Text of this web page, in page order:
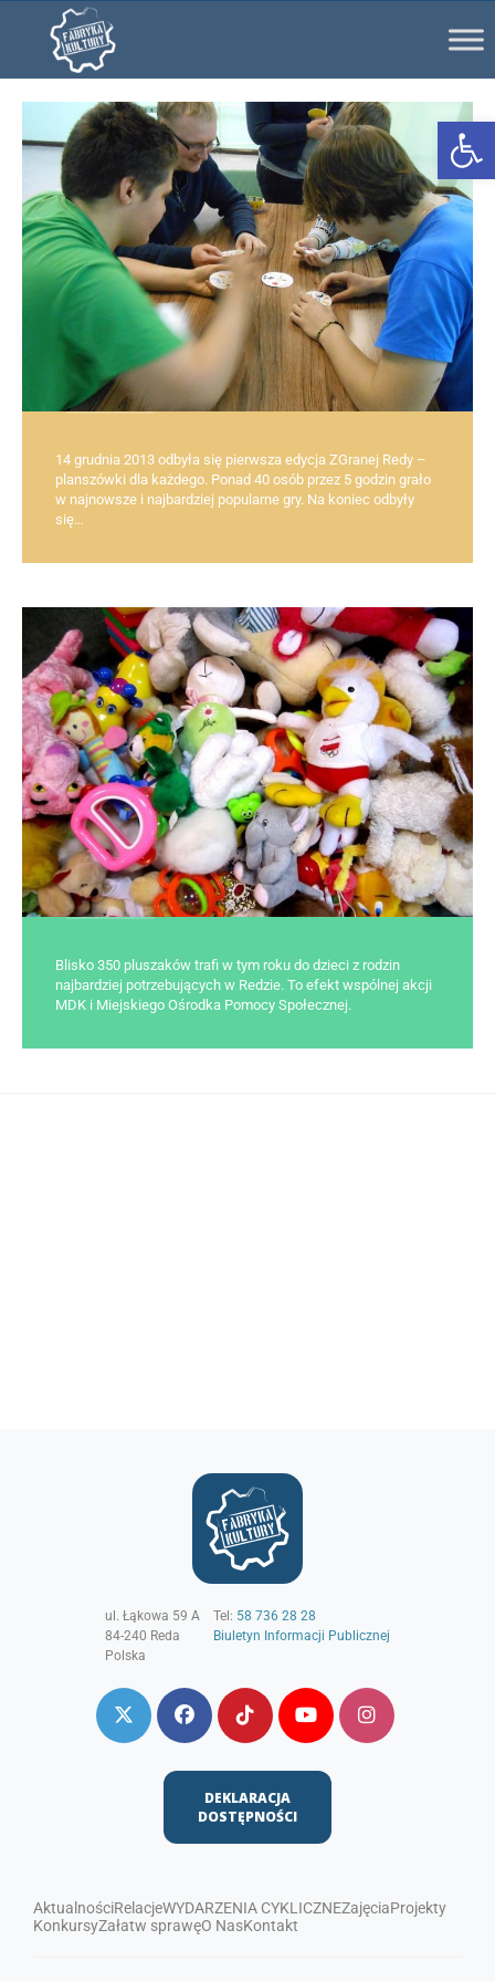
14 grudnia 2013 odbyła się pierwsza edycja ZGranej Redy –
planszówki dla każdego. Ponad 40 osób przez 5 godzin grało
w najnowsze i najbardziej popularne gry. Na koniec odbyły
się…
Blisko 350 pluszaków trafi w tym roku do dzieci z rodzin
najbardziej potrzebujących w Redzie. To efekt wspólnej akcji
MDK i Miejskiego Ośrodka Pomocy Społecznej.
ul. Łąkowa 59 A
84-240 Reda
Polska
Tel: 58 736 28 28
Biuletyn Informacji Publicznej
DEKLARACJA
DOSTĘPNOŚCI
AktualnościRelacjeWYDARZENIA CYKLICZNEZajęciaProjekty
KonkursyZałatw sprawęO NasKontakt